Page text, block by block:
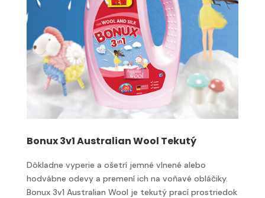
Bonux 3v1 Australian Wool Tekutý
Dôkladne vyperie a ošetrí jemné vlnené alebo
hodvábne odevy a premení ich na voňavé obláčiky.
Bonux 3v1 Australian Wool je tekutý prací prostriedok